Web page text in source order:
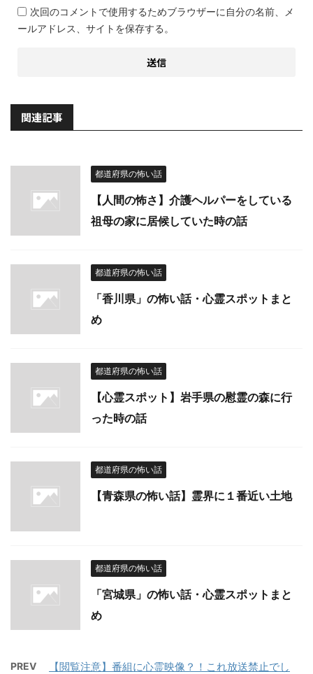
次回のコメントで使用するためブラウザーに自分の名前、メ
ールアドレス、サイトを保存する。
関連記事
都道府県の怖い話
【人間の怖さ】介護ヘルパーをしている
祖母の家に居候していた時の話
都道府県の怖い話
「香川県」の怖い話・心霊スポットまと
め
都道府県の怖い話
【心霊スポット】岩手県の慰霊の森に行
った時の話
都道府県の怖い話
【青森県の怖い話】霊界に１番近い土地
都道府県の怖い話
「宮城県」の怖い話・心霊スポットまと
め
PREV 【閲覧注意】番組に心霊映像？！これ放送禁止でし